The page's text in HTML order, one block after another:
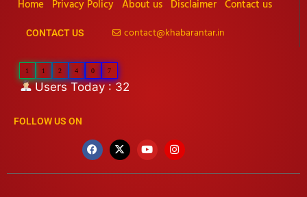
Home Privacy Policy About us Disclaimer Contact us
CONTACT US contact@khabarantar.in
1 1 2 4 0 7
Users Today : 32
FOLLOW US ON